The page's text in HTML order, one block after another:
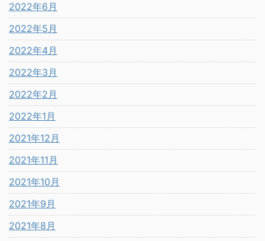
2022年6月
2022年5月
2022年4月
2022年3月
2022年2月
2022年1月
2021年12月
2021年11月
2021年10月
2021年9月
2021年8月